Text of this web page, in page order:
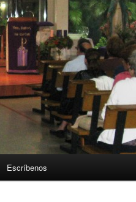
Escríbenos